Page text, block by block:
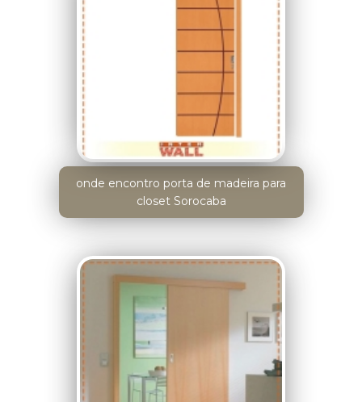
onde encontro porta de madeira para
closet Sorocaba